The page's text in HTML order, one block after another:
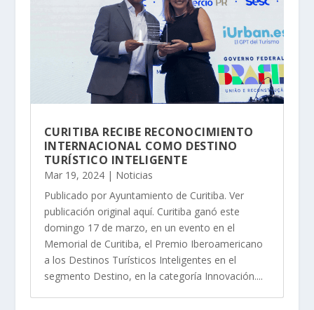
CURITIBA RECIBE RECONOCIMIENTO
INTERNACIONAL COMO DESTINO
TURÍSTICO INTELIGENTE
Mar 19, 2024| Noticias
Publicado por Ayuntamiento de Curitiba. Ver
publicación original aquí. Curitiba ganó este
domingo 17 de marzo, en un evento en el
Memorial de Curitiba, el Premio Iberoamericano
a los Destinos Turísticos Inteligentes en el
segmento Destino, en la categoría Innovación....